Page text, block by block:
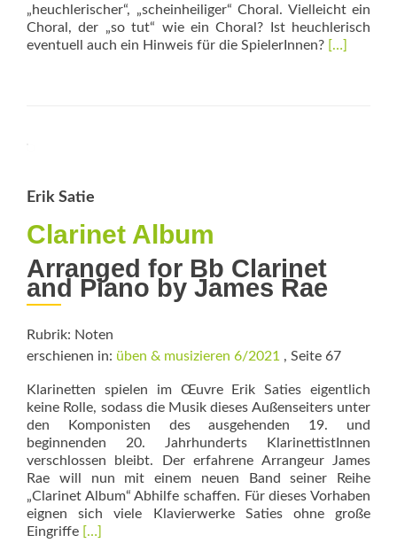
„heuchlerischer“, „scheinheiliger“ Choral. Vielleicht ein
Choral, der „so tut“ wie ein Choral? Ist heuchlerisch
eventuell auch ein Hinweis für die SpielerInnen? Read
[…]
Erik Satie
Clarinet Album
Arranged for Bb Clarinet
and Piano by James Rae
Rubrik: Noten
erschienen in: üben & musizieren 6/2021 , Seite 67
Klarinetten spielen im Œuvre Erik Saties eigentlich
keine Rolle, sodass die Musik dieses Außenseiters unter
den Komponisten des ausgehenden 19. und
beginnenden 20. Jahrhunderts KlarinettistInnen
verschlossen bleibt. Der erfahrene Arrangeur James
Rae will nun mit einem neuen Band seiner Reihe
„Clarinet Album“ Abhilfe schaffen. Für dieses Vorhaben
eignen sich viele Klavierwerke Saties ohne große
Eingriffe Read
[…]